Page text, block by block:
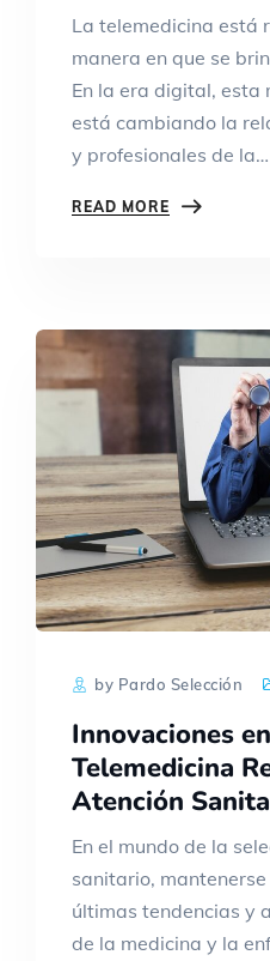
La telemedicina está
manera en que se
En la era digital, esta
está cambiando la
y profesionales de la…
READ MORE
by Pardo Selección
Innovaciones
Telemedicina
Atención
En el mundo de la
sanitario,
últimas tendencias y
de la medicina y la